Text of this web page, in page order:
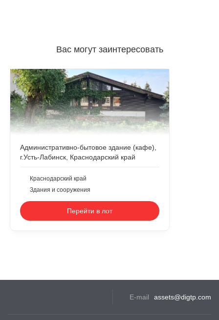
Вас могут заинтересовать
Административно-бытовое здание (кафе),
г.Усть-Лабинск, Краснодарский край
Краснодарский край
Здания и сооружения
Перейти в лот
E-mail assets@digtp.com